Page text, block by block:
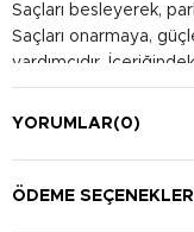
Saçları besleyerek,
Saçları onarmaya,
yardımcıdır.
yıpranmayı önlemeye
Kullanım Şekli:
YORUMLAR(0)
ÖDEME SEÇENEKLERI